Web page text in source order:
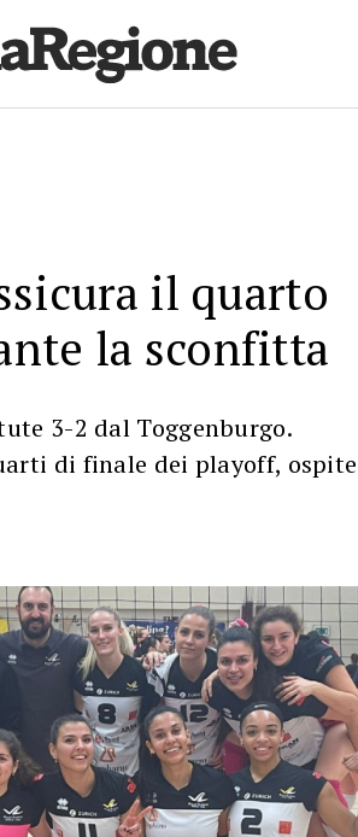
il quarto
la sconfitta
3-2 dal Toggenburgo.
di finale dei playoff, ospite